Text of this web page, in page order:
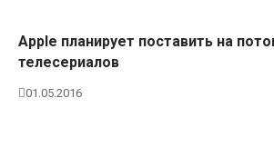
Apple планирует поставить на
телесериалов
01.05.2016